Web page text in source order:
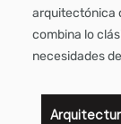
arquitectónica
combina lo
necesidades